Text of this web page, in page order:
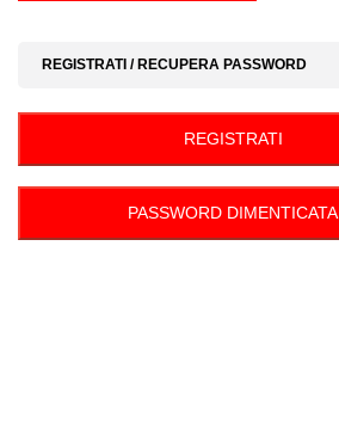
REGISTRATI / RECUPERA PASSWORD
REGISTRATI
PASSWORD DIMENTICATA